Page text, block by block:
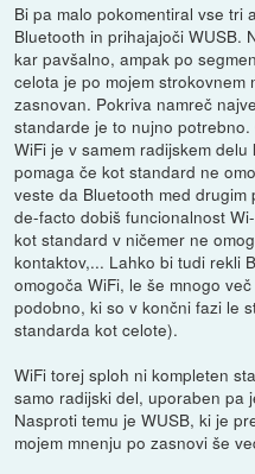
Bi pa malo pokomentiral vse tri
Bluetooth in prihajajoči WUSB.
kar pavšalno, ampak po
celota je po mojem
zasnovan. Pokriva namreč
standarde je to nujno
WiFi je v samem radijskem
pomaga če kot standard ne
veste da Bluetooth med
de-facto dobiš funcionalnost
kot standard v ničemer ne
kontaktov,... Lahko bi tudi rekli
omogoča WiFi, le še mnogo
podobno, ki so v končni fazi le
standarda kot celote).
WiFi torej sploh ni kompleten
samo radijski del, uporaben pa
Nasproti temu je WUSB, ki je
mojem mnenju po zasnovi še